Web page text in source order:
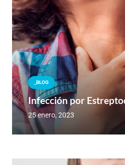
_BLOG
Infección por
25 enero, 2023